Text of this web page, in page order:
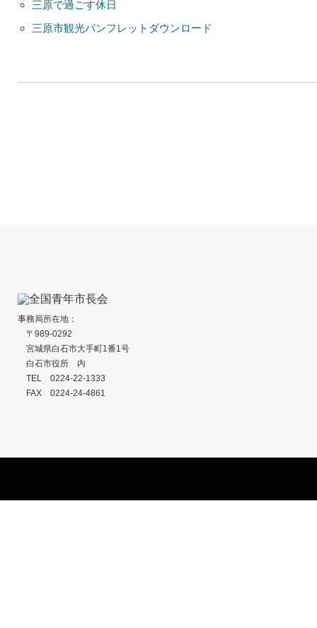
三原で過ごす休日
三原市観光パンフレットダウンロード
事務局所在地：
〒989-0292
宮城県白石市大手町1番1号
白石市役所 内
TEL 0224-22-1333
FAX 0224-24-4861